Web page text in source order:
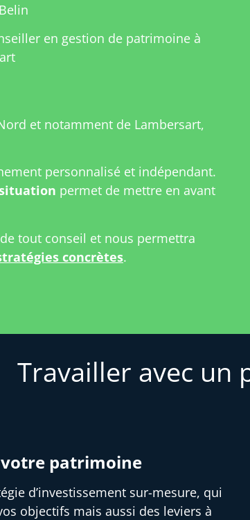
en gestion de patrimoine à
et notamment de Lambersart,
personnalisé et indépendant.
permet de mettre en avant
tout conseil et nous permettra
concrètes.
Travailler avec un
votre patrimoine
d’investissement sur-mesure, qui
objectifs mais aussi des leviers à